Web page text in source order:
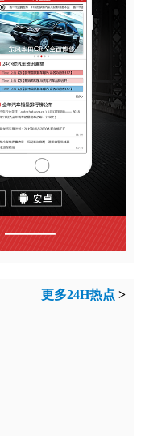
更多24H热点 >